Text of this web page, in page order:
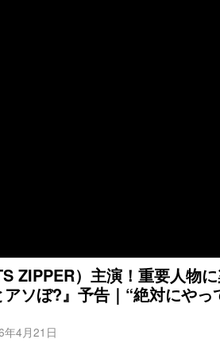
ZIPPER）主演！重要人物
ソぼ?』予告｜“絶対にやっ
年4月21日